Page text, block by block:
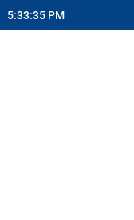
5:33:36 PM